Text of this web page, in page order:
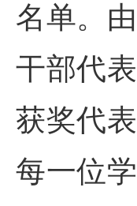
名单。
干部代
获奖代
每一位